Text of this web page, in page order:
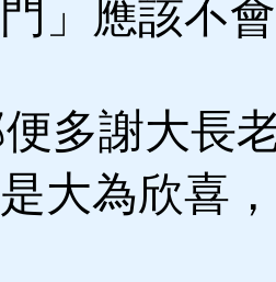
」應該不
多謝大長
大為欣喜